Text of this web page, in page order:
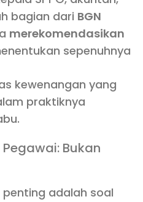
bagian dari BGN
merekomendasikan
sepenuhnya
kewenangan yang
praktiknya
Bukan
adalah soal